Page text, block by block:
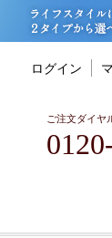
ログイン
ご注文ダイヤ